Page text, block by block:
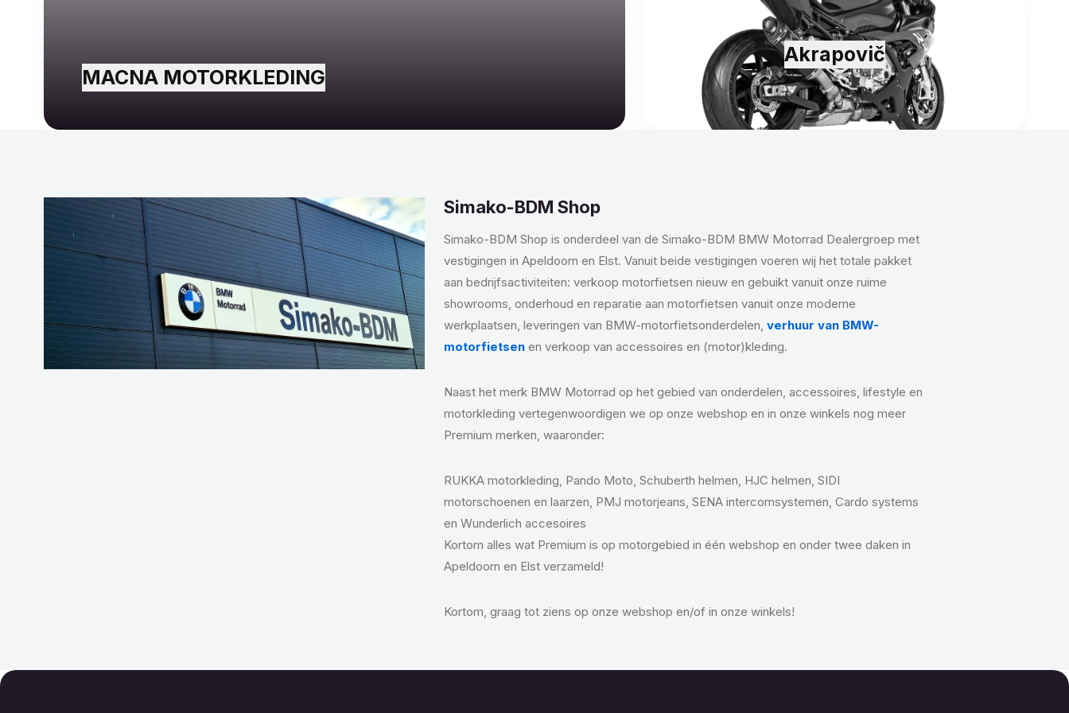
MACNA MOTORKLEDING
Akrapovič
Simako-BDM Shop
Simako-BDM Shop is onderdeel van de Simako-BDM BMW Motorrad Dealergroep met
vestigingen in Apeldoorn en Elst. Vanuit beide vestigingen voeren wij het totale pakket
aan bedrijfsactiviteiten: verkoop motorfietsen nieuw en gebuikt vanuit onze ruime
showrooms, onderhoud en reparatie aan motorfietsen vanuit onze moderne
werkplaatsen, leveringen van BMW-motorfietsonderdelen,verhuur van BMW-
motorfietsen en verkoop van accessoires en (motor)kleding.
Naast het merk BMW Motorrad op het gebied van onderdelen, accessoires, lifestyle en
motorkleding vertegenwoordigen we op onze webshop en in onze winkels nog meer
Premium merken, waaronder:
RUKKA motorkleding, Pando Moto, Schuberth helmen, HJC helmen, SIDI
motorschoenen en laarzen, PMJ motorjeans, SENA intercomsystemen, Cardo systems
en Wunderlich accesoires
Kortom alles wat Premium is op motorgebied in één webshop en onder twee daken in
Apeldoorn en Elst verzameld!
Kortom, graag tot ziens op onze webshop en/of in onze winkels!